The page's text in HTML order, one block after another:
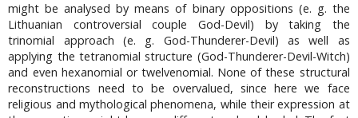
might be analysed by means of binary oppositions (e. g. the
Lithuanian controversial couple God-Devil) by taking the
trinomial approach (e. g. God-Thunderer-Devil) as well as
applying the tetranomial structure (God-Thunderer-Devil-Witch)
and even hexanomial or twelvenomial. None of these structural
reconstructions need to be overvalued, since here we face
religious and mythological phenomena, while their expression at